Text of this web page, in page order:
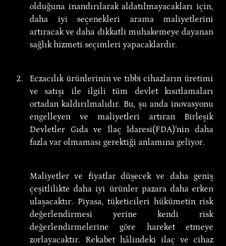
olduğuna inandırılarak aldatılmayacakları için,
daha iyi seçenekleri arama maliyetlerini
artıracak ve daha dikkatli muhakemeye dayanan
sağlık hizmeti seçimleri yapacaklardır.
Eczacılık ürünlerinin ve tıbbi cihazların üretimi
ve satışı ile ilgili tüm devlet kısıtlamaları
ortadan kaldırılmalıdır. Bu, şu anda inovasyonu
engelleyen ve maliyetleri artıran Birleşik
Devletler Gıda ve İlaç İdaresi(FDA)’nin daha
fazla var olmaması gerektiği anlamına geliyor.
Maliyetler ve fiyatlar düşecek ve daha geniş
çeşitlilikte daha iyi ürünler pazara daha erken
ulaşacaktır. Piyasa, tüketicileri hükümetin risk
değerlendirmesi yerine kendi risk
değerlendirmelerine göre hareket etmeye
zorlayacaktır. Rekabet hâlindeki ilaç ve cihaz